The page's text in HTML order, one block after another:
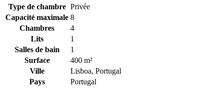
Type de chambre Privée
Capacité maximale 8
Chambres
4
Lits
1
Salles de bain
1
Surface
400 m²
Ville
Lisboa, Portugal
Pays
Portugal